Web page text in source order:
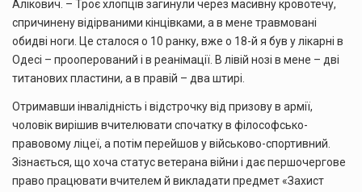
Алікович. – Троє хлопців загинули через масивну кровотечу,
спричинену відірваними кінцівками, а в мене травмовані
обидві ноги. Це сталося о 10 ранку, вже о 18-й я був у лікарні в
Одесі – прооперований і в реанімації. В лівій нозі в мене – дві
титанових пластини, а в правій – два штирі.
Отримавши інвалідність і відстрочку від призову в армії,
чоловік вирішив вчителювати спочатку в філософсько-
правовому ліцеї, а потім перейшов у військово-спортивний.
Зізнається, що хоча статус ветерана війни і дає першочергове
право працювати вчителем й викладати предмет «Захист